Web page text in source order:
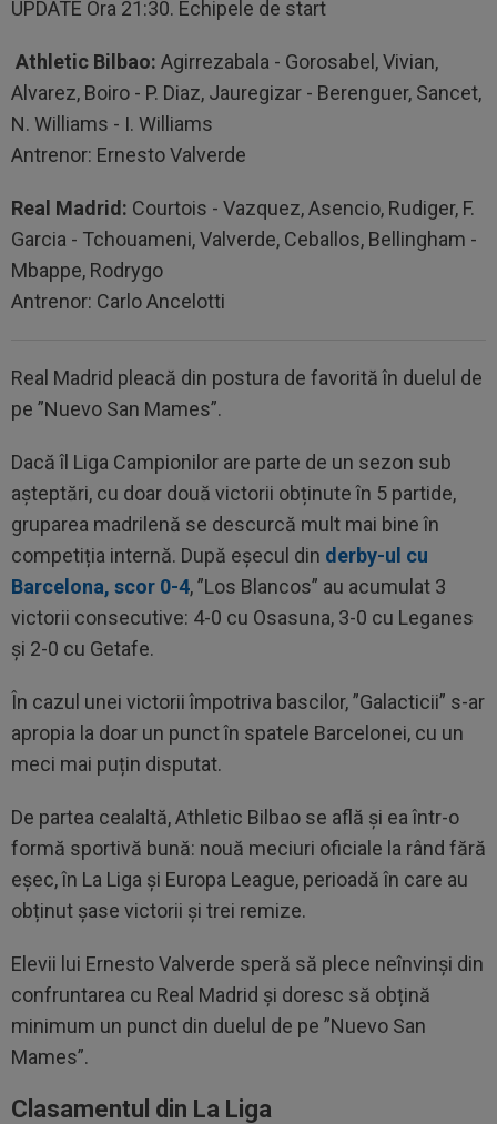
UPDATE Ora 21:30. Echipele de start
Athletic Bilbao: Agirrezabala - Gorosabel, Vivian,
Alvarez, Boiro - P. Diaz, Jauregizar - Berenguer, Sancet,
N. Williams - I. Williams
Antrenor: Ernesto Valverde
Real Madrid: Courtois - Vazquez, Asencio, Rudiger, F.
Garcia - Tchouameni, Valverde, Ceballos, Bellingham -
Mbappe, Rodrygo
Antrenor: Carlo Ancelotti
Real Madrid pleacă din postura de favorită în duelul de
pe ”Nuevo San Mames”.
Dacă îl Liga Campionilor are parte de un sezon sub
așteptări, cu doar două victorii obținute în 5 partide,
gruparea madrilenă se descurcă mult mai bine în
competiția internă. După eșecul din derby-ul cu
Barcelona, scor 0-4, ”Los Blancos” au acumulat 3
victorii consecutive: 4-0 cu Osasuna, 3-0 cu Leganes
și 2-0 cu Getafe.
În cazul unei victorii împotriva bascilor, ”Galacticii” s-ar
apropia la doar un punct în spatele Barcelonei, cu un
meci mai puțin disputat.
De partea cealaltă, Athletic Bilbao se află și ea într-o
formă sportivă bună: nouă meciuri oficiale la rând fără
eșec, în La Liga și Europa League, perioadă în care au
obținut șase victorii și trei remize.
Elevii lui Ernesto Valverde speră să plece neînvinși din
confruntarea cu Real Madrid și doresc să obțină
minimum un punct din duelul de pe ”Nuevo San
Mames”.
Clasamentul din La Liga